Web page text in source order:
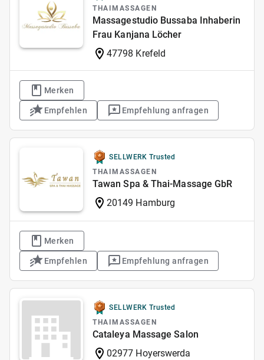
THAIMASSAGEN
Massagestudio Bussaba Inhaberin
Frau Kanjana Löcher
47798 Krefeld
Merken
Empfehlen Empfehlung anfragen
SELLWERK Trusted
THAIMASSAGEN
Tawan Spa & Thai-Massage GbR
20149 Hamburg
Merken
Empfehlen Empfehlung anfragen
SELLWERK Trusted
THAIMASSAGEN
Cataleya Massage Salon
02977 Hoyerswerda